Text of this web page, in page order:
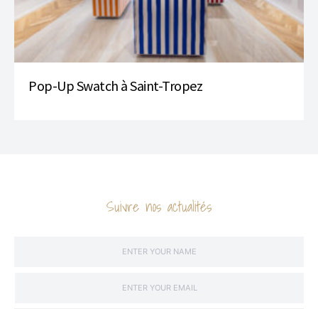
Pop-Up Swatch à Saint-Tropez
Suivre nos actualités